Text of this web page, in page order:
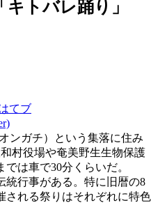
トバレ踊り」
てブ
ンガチ）という集落に住み
村役場や奄美野生生物保護
は車で30分くらいだ。
統行事がある。特に旧暦の8
される祭りはそれぞれに特色